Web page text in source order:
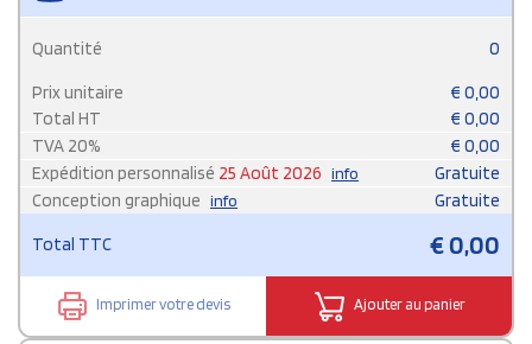
Quantité 0
Prix unitaire € 0,00
Total HT
€ 0,00
TVA 20% € 0,00
Expédition personnalisé 25 Août 2026 info
Gratuite
Conception graphique info Gratuite
Total TTC €0,00
Imprimer votre devis Ajouter au panier